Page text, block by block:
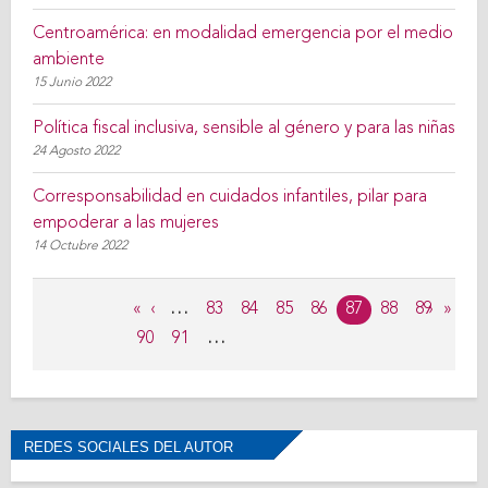
Centroamérica: en modalidad emergencia por el medio
ambiente
15 Junio 2022
Política fiscal inclusiva, sensible al género y para las niñas
24 Agosto 2022
Corresponsabilidad en cuidados infantiles, pilar para
empoderar a las mujeres
14 Octubre 2022
« ‹ … 83 84 85 86 87 88
89
90
91 …
› »
REDES SOCIALES DEL AUTOR